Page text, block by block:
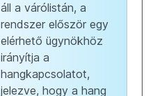
áll a várólistán, a
rendszer először egy
elérhető ügynökhöz
irányítja a
hangkapcsolatot,
jelezve, hogy a hang